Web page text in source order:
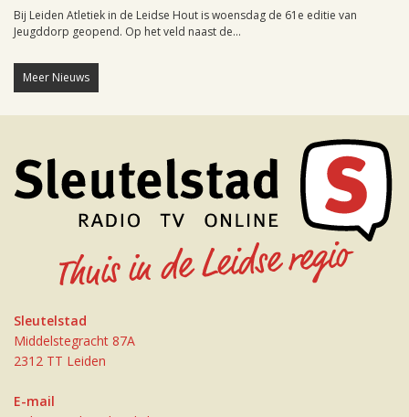
Bij Leiden Atletiek in de Leidse Hout is woensdag de 61e editie van
Jeugddorp geopend. Op het veld naast de...
Meer Nieuws
Sleutelstad
Middelstegracht 87A
2312 TT Leiden
E-mail